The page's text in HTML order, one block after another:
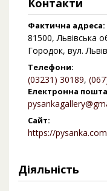
Контакти
Фактична адреса:
81500, Львівська
Городок, вул.
Телефони:
(03231) 30189,
Електронна
Сайт:
https://
Діяльність